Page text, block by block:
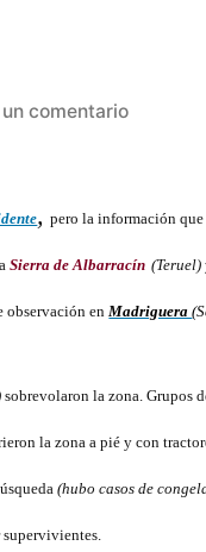
un comentarioen
avión
la
Sierra
búsqueda
,pero la información
Sierra de Albarracín (Teruel)
observación enMadriguera
sobrevolaron la zona. Grupos
la zona a pié y con
(hubo casos de
supervivientes.